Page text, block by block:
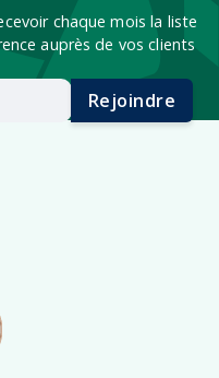
chaque mois la liste
auprès de vos clients
Rejoindre